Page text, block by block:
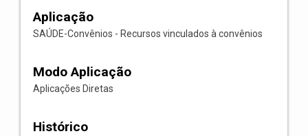
Aplicação
SAÚDE-Convênios - Recursos vinculados à convênios
Modo Aplicação
Aplicações Diretas
Histórico